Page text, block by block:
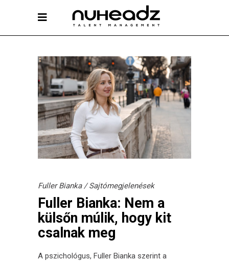
Fuller Bianka/Sajtómegjelenések
Fuller Bianka: Nem a
külsőn múlik, hogy kit
csalnak meg
A pszichológus, Fuller Bianka szerint a